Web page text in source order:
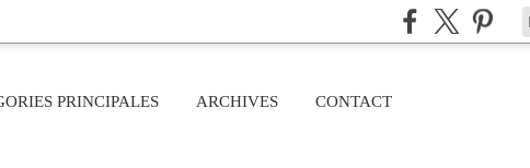
PRINCIPALES ARCHIVES CONTACT